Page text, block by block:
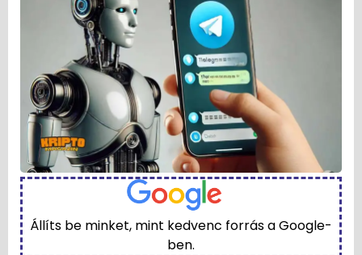
Állíts be minket, mint kedvenc forrás a Google-
ben.